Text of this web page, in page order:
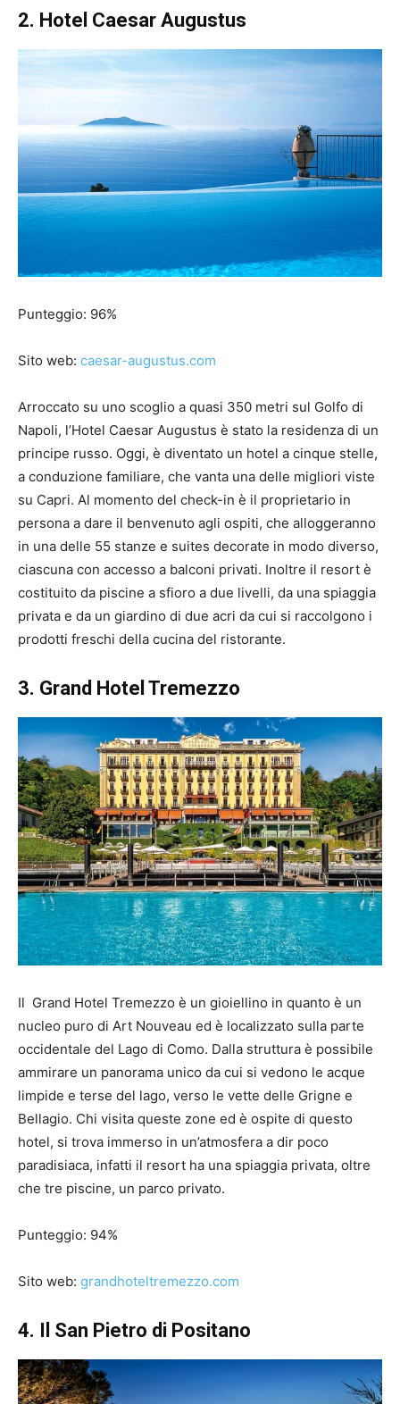
2. Hotel Caesar Augustus
Punteggio: 96%
Sito web: caesar-augustus.com
Arroccato su uno scoglio a quasi 350 metri sul Golfo di
Napoli, l’Hotel Caesar Augustus è stato la residenza di un
principe russo. Oggi, è diventato un hotel a cinque stelle,
a conduzione familiare, che vanta una delle migliori viste
su Capri. Al momento del check-in è il proprietario in
persona a dare il benvenuto agli ospiti, che alloggeranno
in una delle 55 stanze e suites decorate in modo diverso,
ciascuna con accesso a balconi privati. Inoltre il resort è
costituito da piscine a sfioro a due livelli, da una spiaggia
privata e da un giardino di due acri da cui si raccolgono i
prodotti freschi della cucina del ristorante.
3. Grand Hotel Tremezzo
Il Grand Hotel Tremezzo è un gioiellino in quanto è un
nucleo puro di Art Nouveau ed è localizzato sulla parte
occidentale del Lago di Como. Dalla struttura è possibile
ammirare un panorama unico da cui si vedono le acque
limpide e terse del lago, verso le vette delle Grigne e
Bellagio. Chi visita queste zone ed è ospite di questo
hotel, si trova immerso in un’atmosfera a dir poco
paradisiaca, infatti il resort ha una spiaggia privata, oltre
che tre piscine, un parco privato.
Punteggio: 94%
Sito web: grandhoteltremezzo.com
4. Il San Pietro di Positano